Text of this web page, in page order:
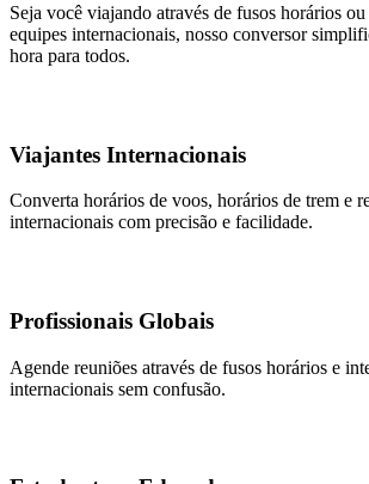
Seja você viajando através de fusos horários
equipes internacionais, nosso conversor
hora para todos.
Viajantes Internacionais
Converta horários de voos, horários de trem e
internacionais com precisão e facilidade.
Profissionais Globais
Agende reuniões através de fusos horários e
internacionais sem confusão.